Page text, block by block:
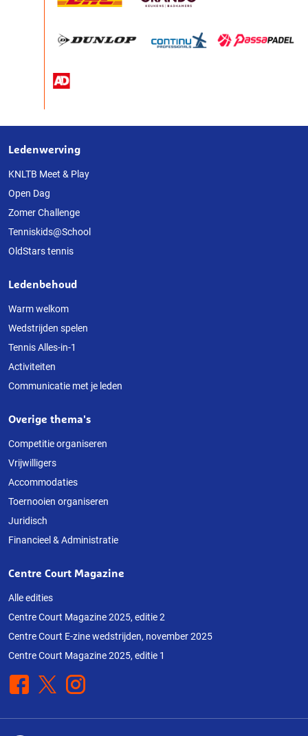
Over
deze
website
Ledenwerving
KNLTB Meet & Play
Open Dag
Zomer Challenge
Tenniskids@School
OldStars tennis
Ledenbehoud
Warm welkom
Wedstrijden spelen
Tennis Alles-in-1
Activiteiten
Communicatie met je leden
Overige thema's
Competitie organiseren
Vrijwilligers
Accommodaties
Toernooien organiseren
Juridisch
Financieel & Administratie
Centre Court Magazine
Alle edities
Centre Court Magazine 2025, editie 2
Centre Court E-zine wedstrijden, november 2025
Centre Court Magazine 2025, editie 1
Facebook
X Instagram